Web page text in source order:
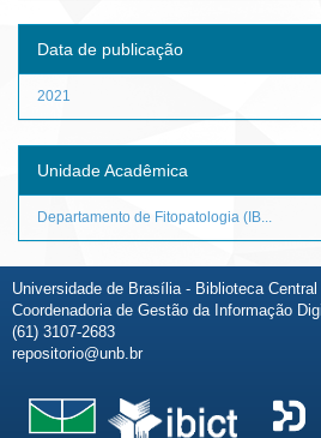
Data de publicação
2021
Unidade Acadêmica
Departamento de Fitopatologia (IB...
Universidade de Brasília - Biblioteca Central
Coordenadoria de Gestão da Informação
(61) 3107-2683
repositorio@unb.br